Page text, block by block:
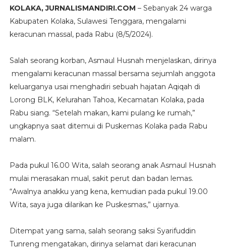
KOLAKA, JURNALISMANDIRI.COM – Sebanyak 24 warga
Kabupaten Kolaka, Sulawesi Tenggara, mengalami
keracunan massal, pada Rabu (8/5/2024).
Salah seorang korban, Asmaul Husnah menjelaskan, dirinya
mengalami keracunan massal bersama sejumlah anggota
keluarganya usai menghadiri sebuah hajatan Aqiqah di
Lorong BLK, Kelurahan Tahoa, Kecamatan Kolaka, pada
Rabu siang. “Setelah makan, kami pulang ke rumah,”
ungkapnya saat ditemui di Puskemas Kolaka pada Rabu
malam.
Pada pukul 16.00 Wita, salah seorang anak Asmaul Husnah
mulai merasakan mual, sakit perut dan badan lemas.
“Awalnya anakku yang kena, kemudian pada pukul 19.00
Wita, saya juga dilarikan ke Puskesmas,” ujarnya.
Ditempat yang sama, salah seorang saksi Syarifuddin
Tunreng mengatakan, dirinya selamat dari keracunan